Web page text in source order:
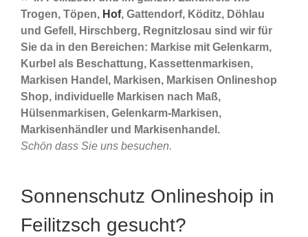
Trogen, Töpen, Hof, Gattendorf, Köditz, Döhlau
und Gefell, Hirschberg, Regnitzlosau sind wir für
Sie da in den Bereichen: Markise mit Gelenkarm,
Kurbel als Beschattung, Kassettenmarkisen,
Markisen Handel, Markisen, Markisen Onlineshop
Shop, individuelle Markisen nach Maß,
Hülsenmarkisen, Gelenkarm-Markisen,
Markisenhändler und Markisenhandel.
Schön dass Sie uns besuchen.
Sonnenschutz Onlineshoip in
Feilitzsch gesucht?